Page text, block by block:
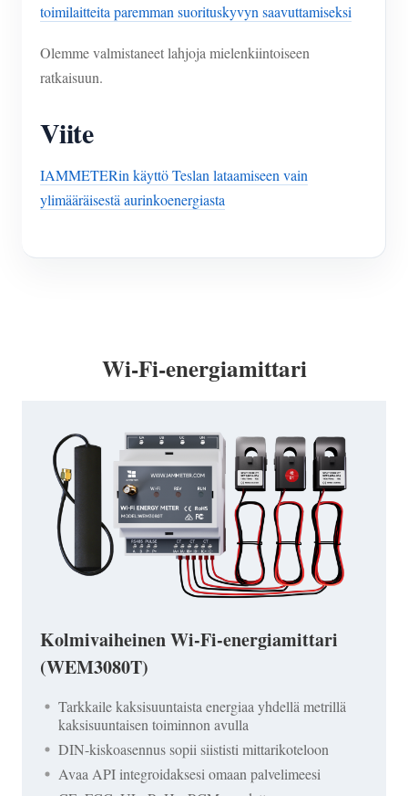
toimilaitteita paremman suorituskyvyn saavuttamiseksi
Olemme valmistaneet lahjoja mielenkiintoiseen
ratkaisuun.
Viite
IAMMETERin käyttö Teslan lataamiseen vain
ylimääräisestä aurinkoenergiasta
Wi-Fi-energiamittari
Kolmivaiheinen Wi-Fi-energiamittari
(WEM3080T)
Tarkkaile kaksisuuntaista energiaa yhdellä metrillä
kaksisuuntaisen toiminnon avulla
DIN-kiskoasennus sopii siististi mittarikoteloon
Avaa API integroidaksesi omaan palvelimeesi